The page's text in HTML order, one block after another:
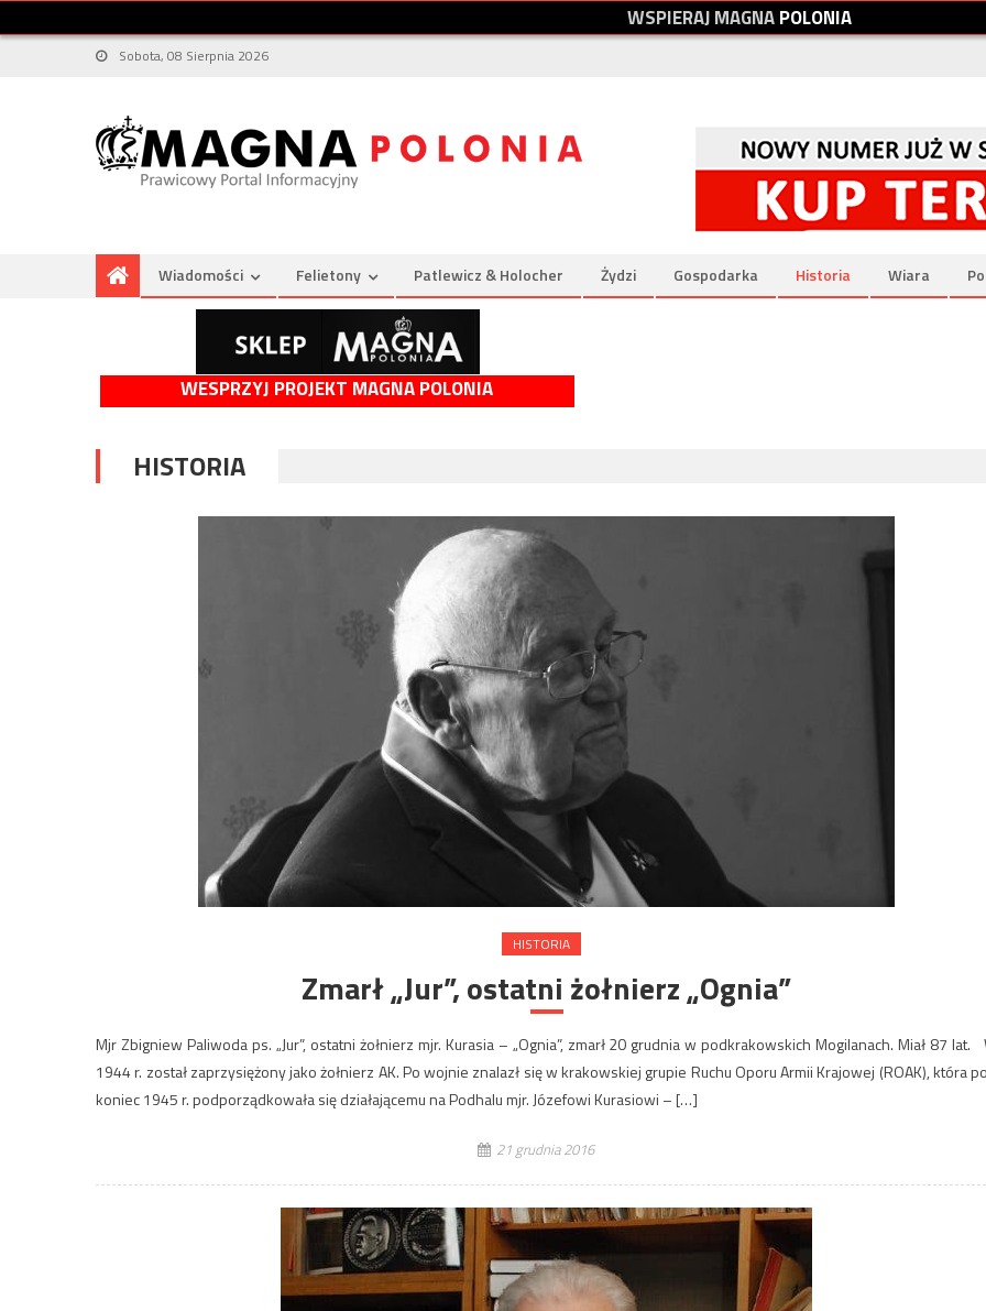
WSPIERAJMAGNAPOLONIA
Sobota, 08 Sierpnia 2026
Wiadomości Felietony Patlewicz & Holocher Żydzi Gospodarka Historia Wiara
WESPRZYJ PROJEKT MAGNA POLONIA
HISTORIA
HISTORIA
Zmarł „Jur”, ostatni żołnierz „Ognia”
Mjr Zbigniew Paliwoda ps. „Jur”, ostatni żołnierz mjr. Kurasia – „Ognia”, zmarł 20 grudnia w podkrakowskich Mogilanach. Miał 87 lat.
1944 r. został zaprzysiężony jako żołnierz AK. Po wojnie znalazł się w krakowskiej grupie Ruchu Oporu Armii Krajowej (ROAK), która
koniec 1945 r. podporządkowała się działającemu na Podhalu mjr. Józefowi Kurasiowi – […]
21 grudnia 2016